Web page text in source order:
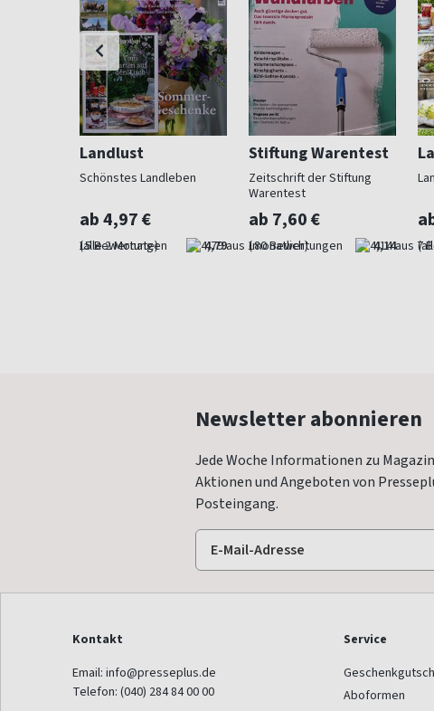
Landlust
Schönstes Landleben
ab 4,97 €
(alle 2 Monate) 4,79
Stiftung Warentest
Zeitschrift der Stiftung
Warentest
ab 7,60 €
(monatlich) 4,14
Newsletter abonnieren
Jede Woche Informationen zu
Aktionen und Angeboten von
Posteingang.
Kontakt
Email: info@presseplus.de
Telefon: (040) 284 84 00 00
Service
Aboformen